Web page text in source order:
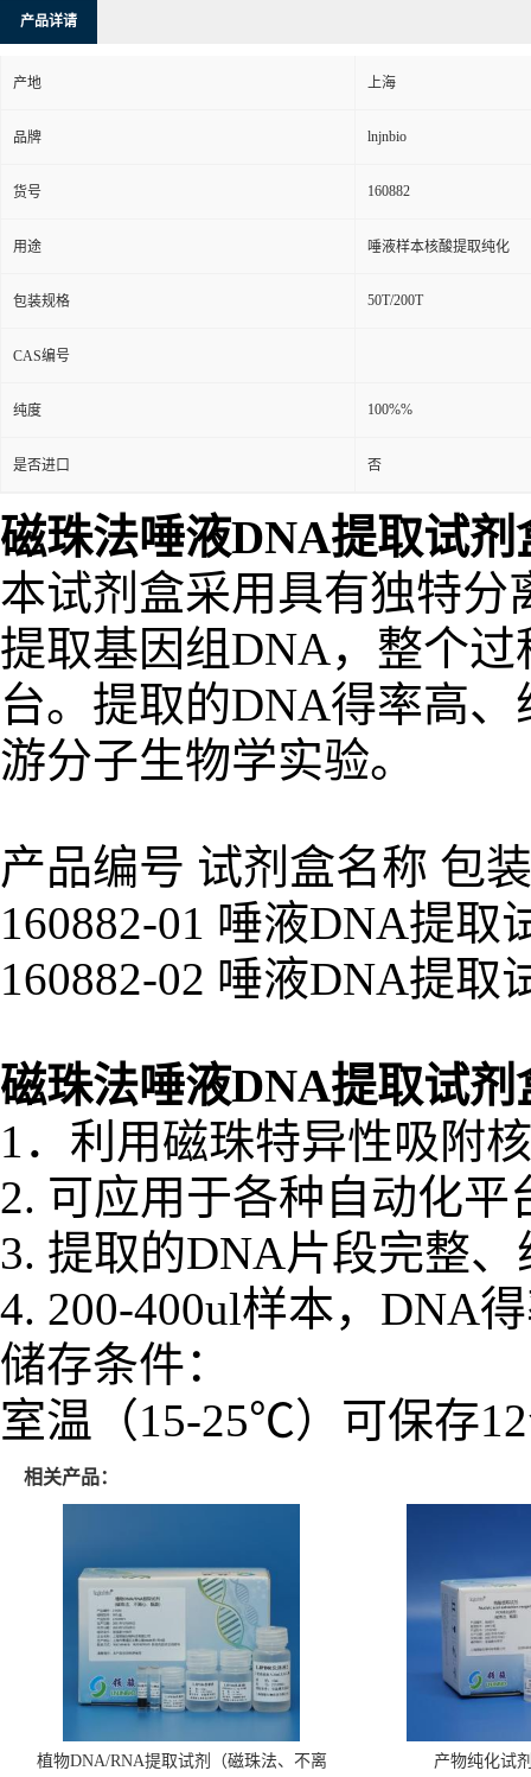
产品详请
产地 上海
品牌 lnjnbio
货号 160882
用途 唾液样本核酸提取纯化
包装规格 50T/200T
CAS编号
纯度 100%%
是否进口 否
磁珠法唾液DNA提取试剂
本试剂盒采用具有独特分
提取基因组DNA，整个
台。提取的DNA得率高
游分子生物学实验。
产品编号 试剂盒名称 包
160882-01 唾液DNA提取
160882-02 唾液DNA提取
磁珠法唾液DNA提取试剂
1．利用磁珠特异性吸附
2. 可应用于各种自动化
3. 提取的DNA片段完整
4. 200-400ul样本，DNA
储存条件：
室温（15-25℃）可保存
相关产品：
植物DNA/RNA提取试剂（磁珠法、不离 产物纯化试